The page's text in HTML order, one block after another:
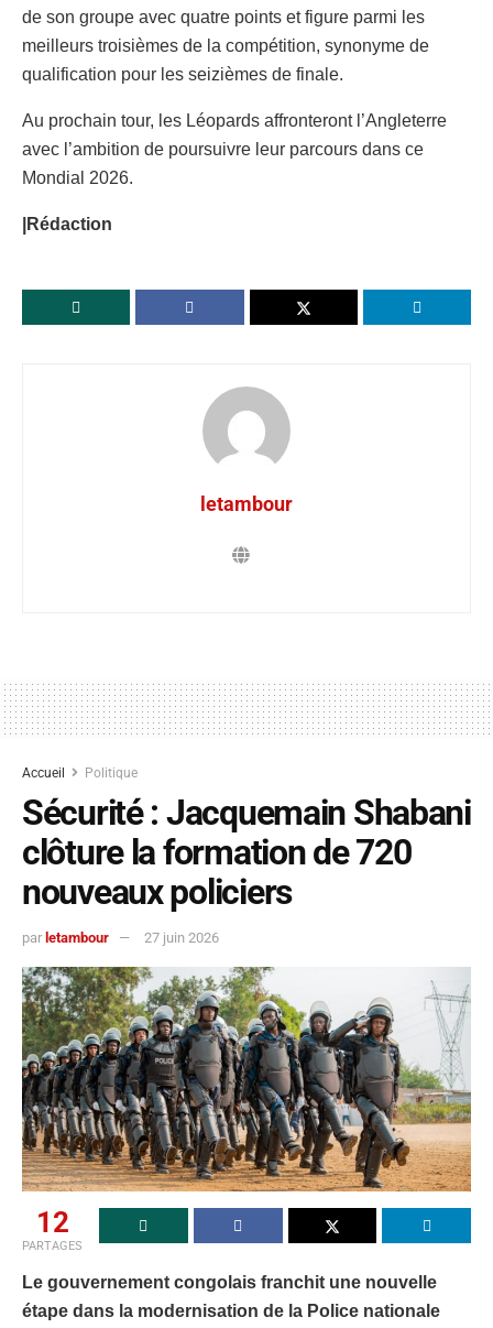
de son groupe avec quatre points et figure parmi les
meilleurs troisièmes de la compétition, synonyme de
qualification pour les seizièmes de finale.
Au prochain tour, les Léopards affronteront l’Angleterre
avec l’ambition de poursuivre leur parcours dans ce
Mondial 2026.
|Rédaction
letambour
Accueil Politique
Sécurité : Jacquemain Shabani
clôture la formation de 720
nouveaux policiers
par letambour 27 juin 2026
12
PARTAGES
Le gouvernement congolais franchit une nouvelle
étape dans la modernisation de la Police nationale